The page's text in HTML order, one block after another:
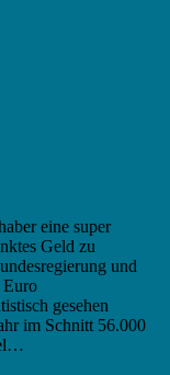
eine super
Geld zu
und
Euro
gesehen
im Schnitt 56.000